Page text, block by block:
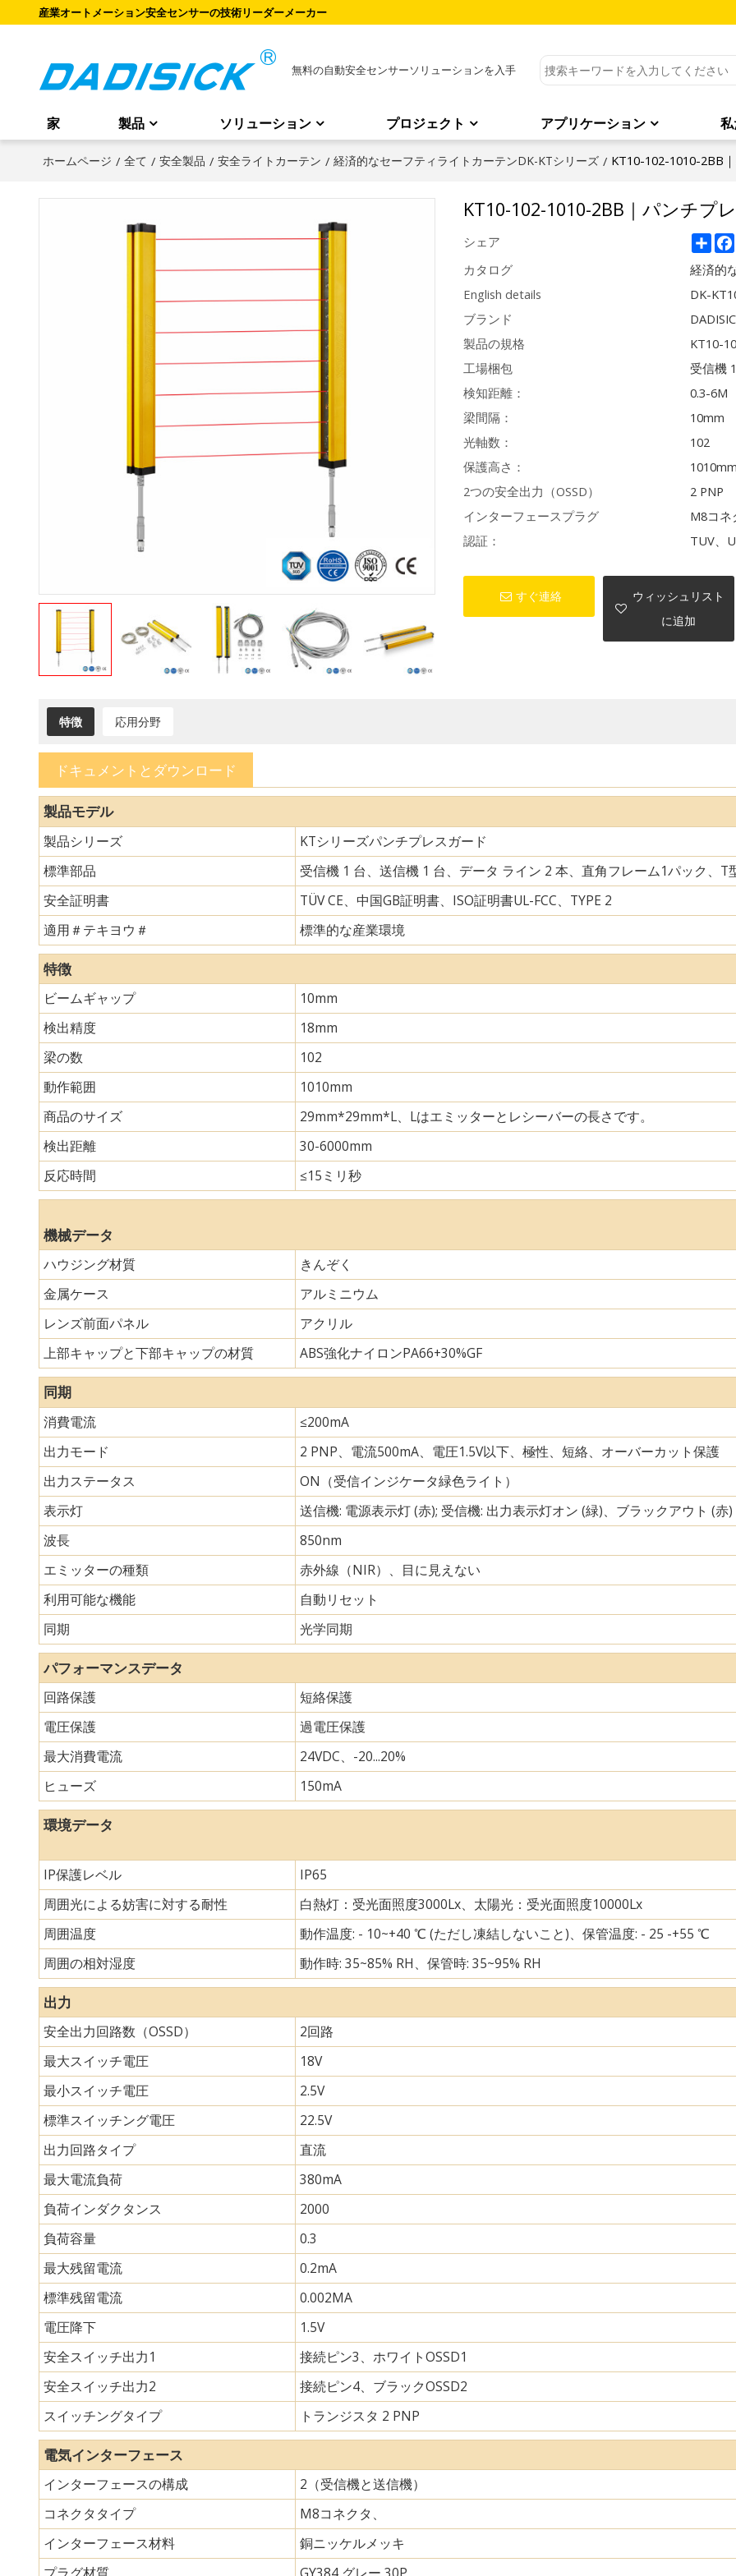
産業オートメーション安全センサーの技術リーダーメーカー
無料の自動安全センサーソリューションを入手
家 製品 ソリューション プロジェクト アプリケーション
ホームページ / 全て / 安全製品 / 安全ライトカーテン / 経済的なセーフティライトカーテンDK-KTシリーズ / KT10-102-1010-2BB
KT10-102-1010-2BB｜パンチプ
シェア
カタログ
経済的
English details
DK-
ブランド
製品の規格
KT10-
工場梱包
受信機
検知距離：
0.3-6M
梁間隔：
10mm
光軸数：
102
保護高さ：
1010mm
2つの安全出力（OSSD）
2 PNP
インターフェースプラグ
M8コネ
認証：
TUV、
すぐ連絡
ウィッシュリスト
に追加
特徴 応用分野
ドキュメントとダウンロード
製品モデル
製品シリーズ
KTシリーズパンチプレスガード
標準部品
受信機 1 台、送信機 1 台、データ ライン 2 本、直角フレーム1パック、T
安全証明書
TÜV CE、中国GB証明書、ISO証明書UL-FCC、TYPE 2
適用＃テキヨウ＃
標準的な産業環境
特徴
ビームギャップ
10mm
検出精度
18mm
梁の数
102
動作範囲
1010mm
商品のサイズ
29mm*29mm*L、Lはエミッターとレシーバーの長さです。
検出距離
30-6000mm
反応時間
≤15ミリ秒
機械データ
ハウジング材質
きんぞく
金属ケース
アルミニウム
レンズ前面パネル
アクリル
上部キャップと下部キャップの材質
ABS強化ナイロンPA66+30%GF
同期
消費電流
≤200mA
出力モード
2 PNP、電流500mA、電圧1.5V以下、極性、短絡、オーバーカット保護
出力ステータス
ON（受信インジケータ緑色ライト）
表示灯
送信機: 電源表示灯 (赤); 受信機: 出力表示灯オン (緑)、ブラックアウト (赤)
波長
850nm
エミッターの種類
赤外線（NIR）、目に見えない
利用可能な機能
自動リセット
同期
光学同期
パフォーマンスデータ
回路保護
短絡保護
電圧保護
過電圧保護
最大消費電流
24VDC、-20...20%
ヒューズ
150mA
環境データ
IP保護レベル
IP65
周囲光による妨害に対する耐性
白熱灯：受光面照度3000Lx、太陽光：受光面照度10000Lx
周囲温度
動作温度: - 10~+40 ℃ (ただし凍結しないこと)、保管温度: - 25 -+55 ℃
周囲の相対湿度
動作時: 35~85% RH、保管時: 35~95% RH
出力
安全出力回路数（OSSD）
2回路
最大スイッチ電圧
18V
最小スイッチ電圧
2.5V
標準スイッチング電圧
22.5V
出力回路タイプ
直流
最大電流負荷
380mA
負荷インダクタンス
2000
負荷容量
0.3
最大残留電流
0.2mA
標準残留電流
0.002MA
電圧降下
1.5V
安全スイッチ出力1
接続ピン3、ホワイトOSSD1
安全スイッチ出力2
接続ピン4、ブラックOSSD2
スイッチングタイプ
トランジスタ 2 PNP
電気インターフェース
インターフェースの構成
2（受信機と送信機）
コネクタタイプ
M8コネクタ、
インターフェース材料
銅ニッケルメッキ